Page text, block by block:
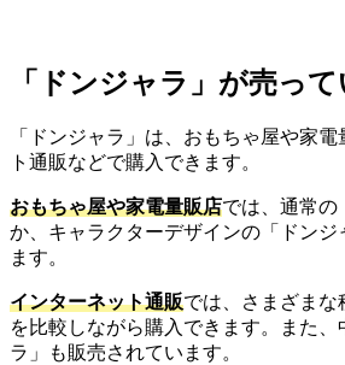
「ドンジャラ」が売っ
「ドンジャラ」は、おもちゃ屋や家
ト通販などで購入できます。
おもちゃ屋や家電量販店では、通常の
か、キャラクターデザインの「ドンジ
ます。
インターネット通販では、さまざまな
を比較しながら購入できます。また、
ラ」も販売されています。